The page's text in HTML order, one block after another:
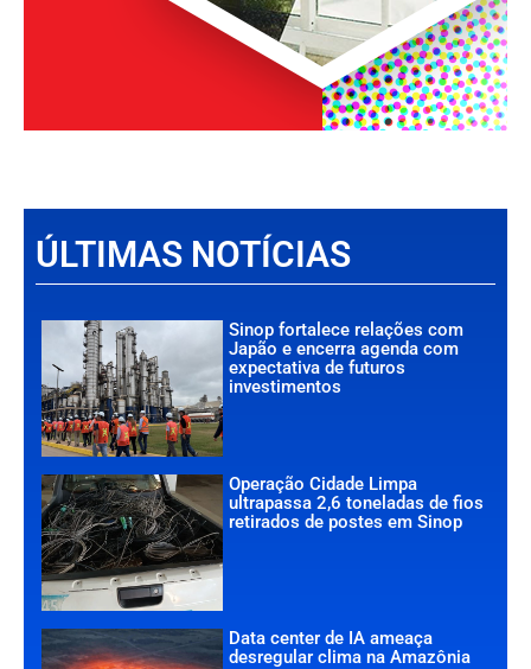
ÚLTIMAS NOTÍCIAS
Sinop fortalece relações com
Japão e encerra agenda com
expectativa de futuros
investimentos
Operação Cidade Limpa
ultrapassa 2,6 toneladas de fios
retirados de postes em Sinop
Data center de IA ameaça
desregular clima na Amazônia